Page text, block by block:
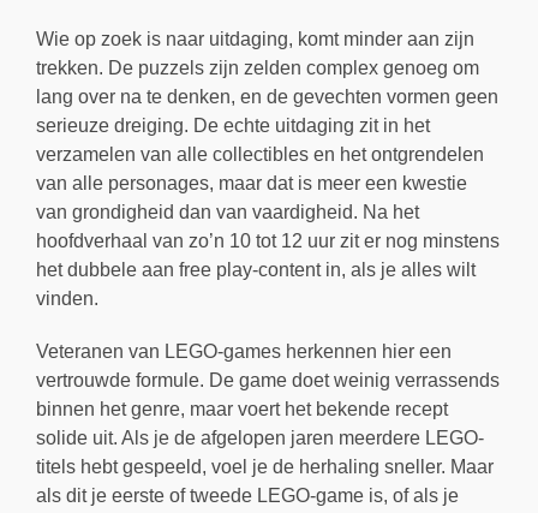
Wie op zoek is naar uitdaging, komt minder aan zijn
trekken. De puzzels zijn zelden complex genoeg om
lang over na te denken, en de gevechten vormen geen
serieuze dreiging. De echte uitdaging zit in het
verzamelen van alle collectibles en het ontgrendelen
van alle personages, maar dat is meer een kwestie
van grondigheid dan van vaardigheid. Na het
hoofdverhaal van zo’n 10 tot 12 uur zit er nog minstens
het dubbele aan free play-content in, als je alles wilt
vinden.
Veteranen van LEGO-games herkennen hier een
vertrouwde formule. De game doet weinig verrassends
binnen het genre, maar voert het bekende recept
solide uit. Als je de afgelopen jaren meerdere LEGO-
titels hebt gespeeld, voel je de herhaling sneller. Maar
als dit je eerste of tweede LEGO-game is, of als je